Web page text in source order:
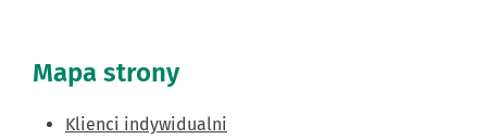
Mapa strony
Klienci indywidualni